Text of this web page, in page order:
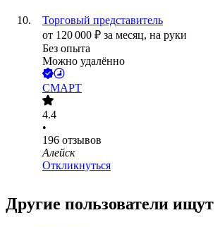
Торговый представитель
от 120 000 ₽ за месяц, на руки
Без опыта
Можно удалённо
СМАРТ
4.4
•
196 отзывов
Алейск
Откликнуться
Другие пользователи ищут